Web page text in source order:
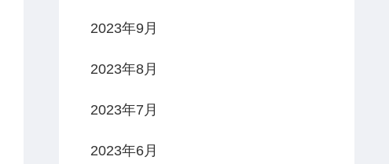
2023年9月
2023年8月
2023年7月
2023年6月